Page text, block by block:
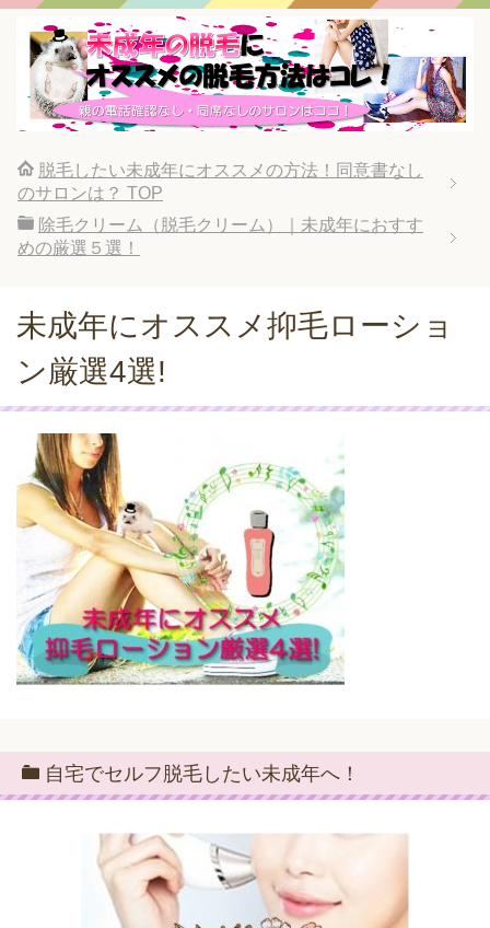
脱毛したい未成年にオススメの方法！同意書なし
のサロンは？ TOP
除毛クリーム（脱毛クリーム）｜未成年におすす
めの厳選５選！
未成年にオススメ抑毛ローショ
ン厳選4選!
自宅でセルフ脱毛したい未成年へ！